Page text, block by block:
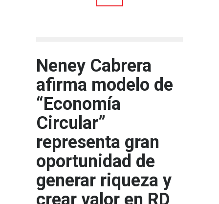
Neney Cabrera
afirma modelo de
“Economía
Circular”
representa gran
oportunidad de
generar riqueza y
crear valor en RD